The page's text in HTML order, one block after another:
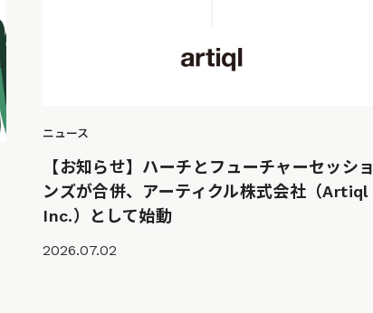
ニュース
【お知らせ】ハーチとフューチャーセッショ
ンズが合併、アーティクル株式会社（Artiql
Inc.）として始動
2026.07.02